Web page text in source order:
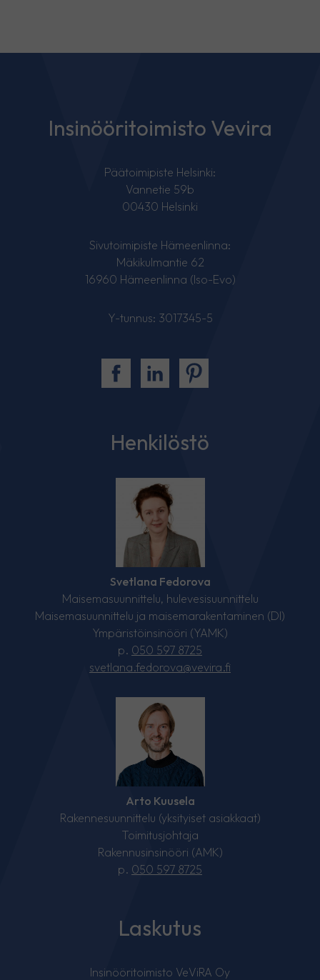
Insinööritoimisto Vevira
Päätoimipiste Helsinki:
Vannetie 59b
00430 Helsinki
Sivutoimipiste Hämeenlinna:
Mäkikulmantie 62
16960 Hämeenlinna (Iso-Evo)
Y-tunnus: 3017345-5
Henkilöstö
Svetlana Fedorova
Maisemasuunnittelu, hulevesisuunnittelu
Maisemasuunnittelu ja maisemarakentaminen (DI)
Ympäristöinsinööri (YAMK)
p. 050 597 8725
svetlana.fedorova@vevira.fi
Arto Kuusela
Rakennesuunnittelu (yksityiset asiakkaat)
Toimitusjohtaja
Rakennusinsinööri (AMK)
p. 050 597 8725
Laskutus
Insinööritoimisto VeViRA Oy